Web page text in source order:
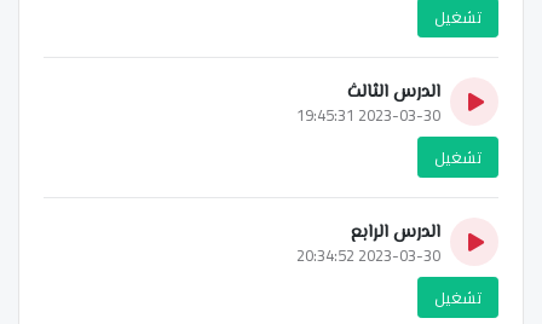
تشغيل
الدرس الثالث
2023-03-30 19:45:31
تشغيل
الدرس الرابع
2023-03-30 20:34:52
تشغيل